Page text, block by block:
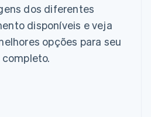
dos diferentes
disponíveis e veja
opções para seu